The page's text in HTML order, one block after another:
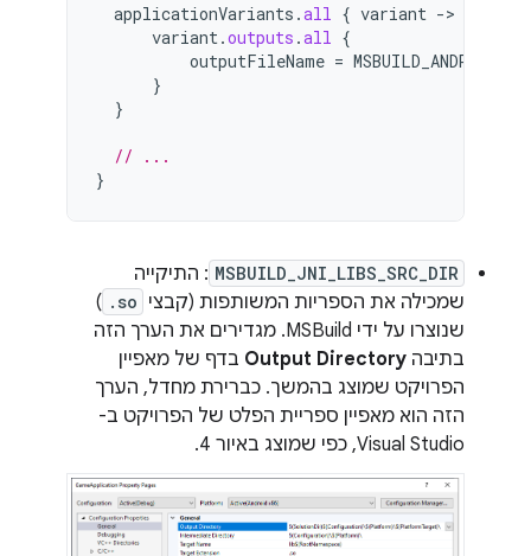
applicationVariants .all { variant ->
variant.outputs .all {
outputFileName =
}
}
// ...
}
MSBUILD_JNI_LIBS_SRC_DIR : התיקייה
שמכילה את הספריות המשותפות (קבצי .so
)
שנוצרו על ידי MSBuild. מגדירים את הערך הזה
בתיבה Output Directory בדף של מאפיין
הפרויקט שמוצג בהמשך. כברירת מחדל, הערך
הזה הוא מאפיין ספריית הפלט של הפרויקט ב-
Visual Studio, כפי שמוצג באיור 4.